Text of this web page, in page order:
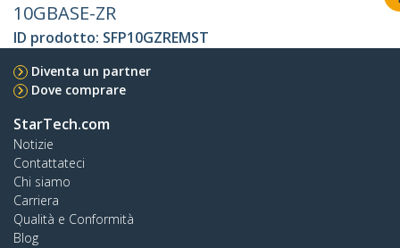
10GBASE-ZR
ID prodotto: SFP10GZREMST
Diventa un partner
Dove comprare
StarTech.com
Notizie
Contattateci
Chi siamo
Carriera
Qualità e Conformità
Blog